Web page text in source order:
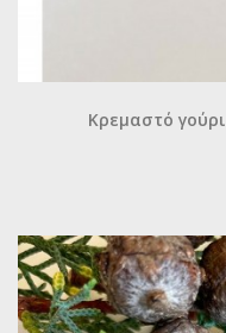
Κρεμαστό